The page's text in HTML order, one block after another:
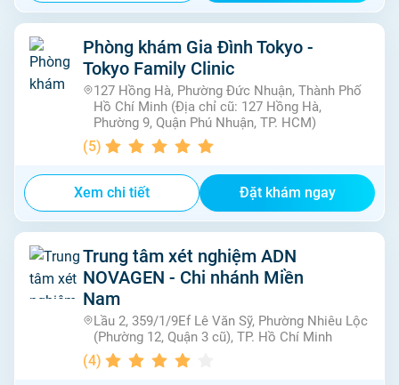
Phòng khám Gia Đình Tokyo -
Tokyo Family Clinic
127 Hồng Hà, Phường Đức Nhuận, Thành Phố
Hồ Chí Minh (Địa chỉ cũ: 127 Hồng Hà,
Phường 9, Quận Phú Nhuận, TP. HCM)
(5)
Xem chi tiết Đặt khám ngay
Trung tâm xét nghiệm ADN
NOVAGEN - Chi nhánh Miền
Nam
Lầu 2, 359/1/9Ef Lê Văn Sỹ, Phường Nhiêu Lộc
(Phường 12, Quận 3 cũ), TP. Hồ Chí Minh
(4)